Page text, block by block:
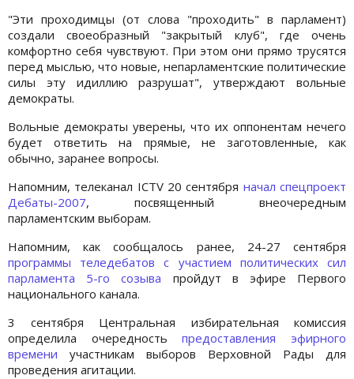
"Эти проходимцы (от слова "проходить" в парламент)
создали своеобразный "закрытый клуб", где очень
комфортно себя чувствуют. При этом они прямо трусятся
перед мыслью, что новые, непарламентские политические
силы эту идиллию разрушат", утверждают вольные
демократы.
Вольные демократы уверены, что их оппонентам нечего
будет ответить на прямые, не заготовленные, как
обычно, заранее вопросы.
Напомним, телеканал ICTV 20 сентября начал спецпроект
Дебаты-2007, посвященный внеочередным
парламентским выборам.
Напомним, как сообщалось ранее, 24-27 сентября
программы теледебатов с участием политических сил
парламента 5-го созыва пройдут в эфире Первого
национального канала.
3 сентября Центральная избирательная комиссия
определила очередностьпредоставления эфирного
времени участникам выборов Верховной Рады для
проведения агитации.